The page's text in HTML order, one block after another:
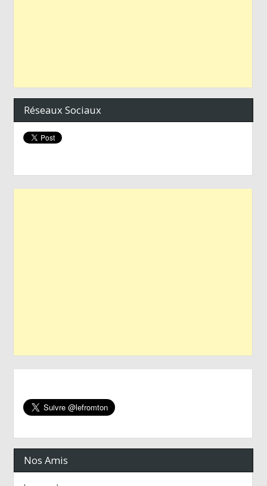
Réseaux Sociaux
Nos Amis